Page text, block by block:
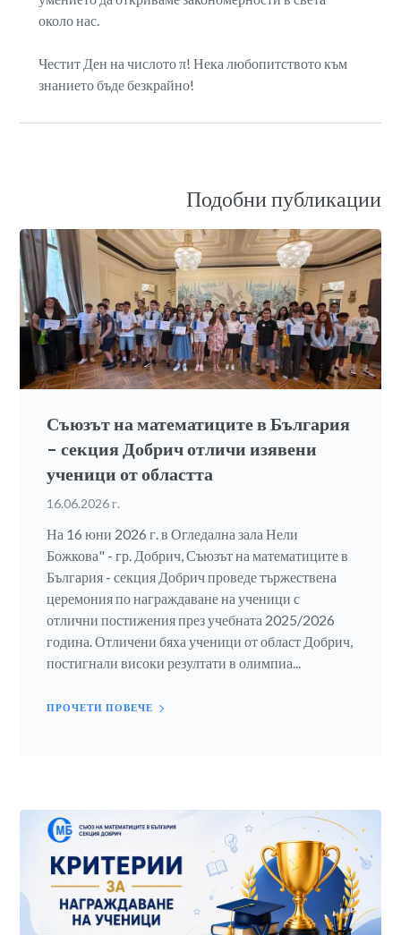
около нас.
Честит Ден на числото π! Нека любопитството към
знанието бъде безкрайно!
Подобни публикации
Съюзът на математиците в България
– секция Добрич отличи изявени
ученици от областта
16.06.2026 г.
На 16 юни 2026 г. в Огледална зала Нели
Божкова" - гр. Добрич, Съюзът на математиците в
България - секция Добрич проведе тържествена
церемония по награждаване на ученици с
отлични постижения през учебната 2025/2026
година. Отличени бяха ученици от област Добрич,
постигнали високи резултати в олимпиа...
ПРОЧЕТИ ПОВЕЧЕ